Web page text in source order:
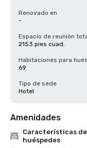
Renovado en
-
Espacio de reunión
2153 pies cuad.
Habitaciones para
69
Tipo de sede
Hotel
Amenidades
Características
huéspedes